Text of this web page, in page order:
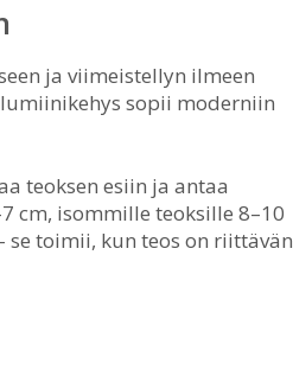
ja viimeistellyn ilmeen
sopii moderniin
teoksen esiin ja antaa
cm, isommille teoksille 8–10
se toimii, kun teos on riittävän